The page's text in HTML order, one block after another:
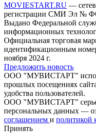
MOVIESTART.RU —
регистрации СМИ Эл №
Выдано Федеральной
информационных
Официальная торговая
идентификационным
ноября 2024 г.
Предложить новость
ООО "МУВИСТАРТ"
прошлых посещениях
удобства пользователей.
ООО "МУВИСТАРТ"
персональных данных —
соглашением и политикой
Принять